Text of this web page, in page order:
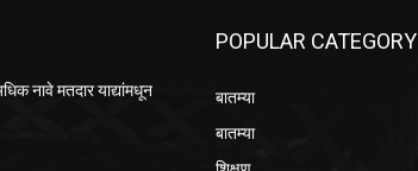
नावे मतदार याद्यांमधून
POPULAR CATEGORY
बातम्या
बातम्या